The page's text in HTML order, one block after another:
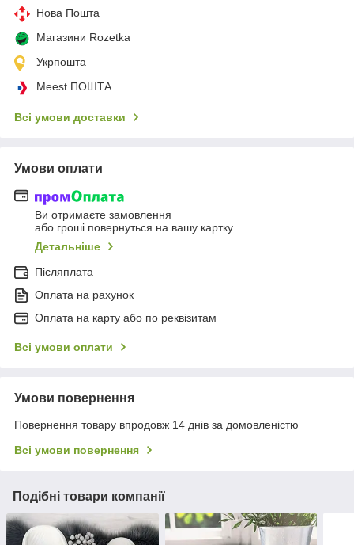
Нова Пошта
Магазини Rozetka
Укрпошта
Meest ПОШТА
Всі умови доставки
Умови оплати
Ви отримаєте замовлення
або гроші повернуться на вашу картку
Детальніше
Післяплата
Оплата на рахунок
Оплата на карту або по реквізитам
Всі умови оплати
Умови повернення
Повернення товару впродовж 14 днів за домовленістю
Всі умови повернення
Подібні товари компанії